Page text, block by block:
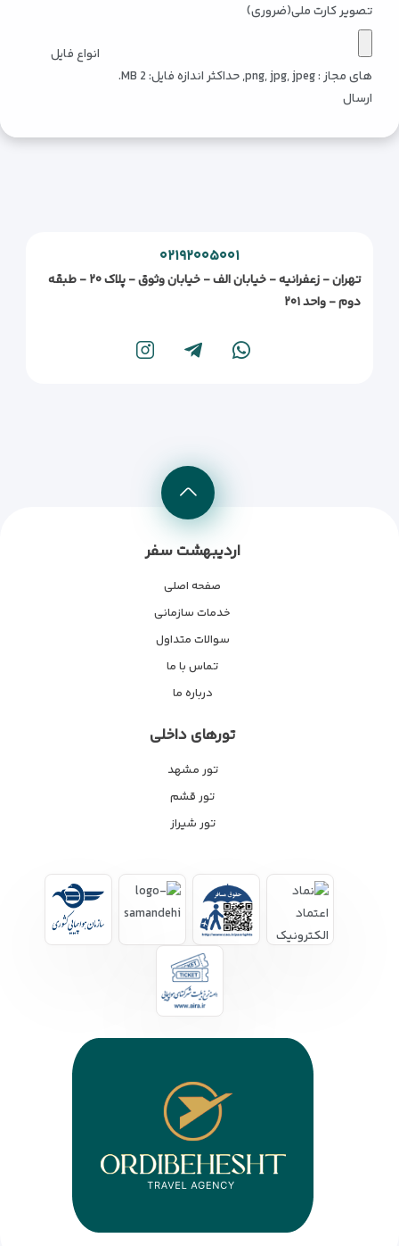
DD
تصویر کارت ملی(ضروری)
انواع فایل
های مجاز : png, jpg, jpeg, حداکثر اندازه فایل: 2 MB.
۰۲۱۹۲۰۰۵۰۰۱
تهران - زعفرانیه - خیابان الف - خیابان وثوق - پلاک ۲۰ - طبقه
دوم - واحد ۲۰۱
اردیبهشت سفر
صفحه اصلی
خدمات سازمانی
سوالات متداول
تماس با ما
درباره ما
تورهای داخلی
تور مشهد
تور قشم
تور شیراز